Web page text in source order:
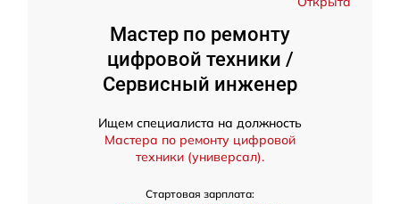
Мастер по ремонту
цифровой техники /
Сервисный инженер
Ищем специалиста на должность
Мастера по ремонту цифровой
техники (универсал).
Стартовая зарплата: